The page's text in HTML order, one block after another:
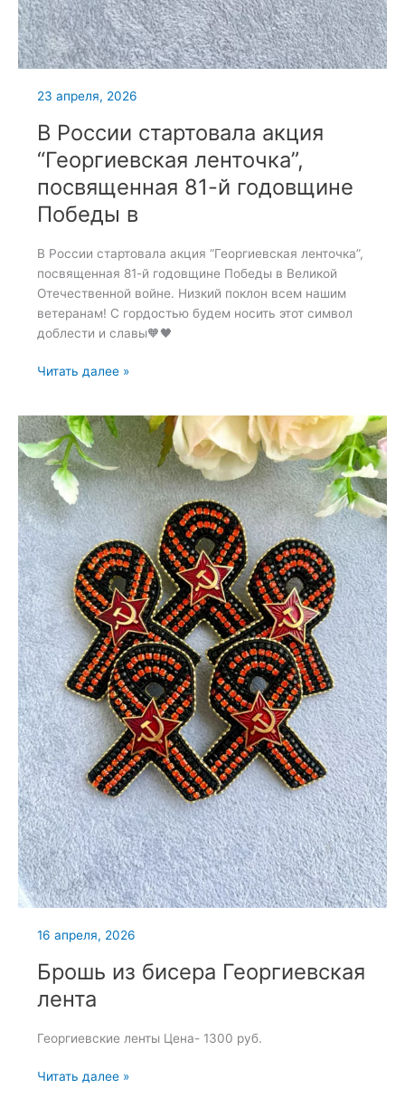
23 апреля, 2026
В России стартовала акция
“Георгиевская ленточка”,
посвященная 81-й годовщине
Победы в
В России стартовала акция “Георгиевская ленточка”,
посвященная 81-й годовщине Победы в Великой
Отечественной войне. Низкий поклон всем нашим
ветеранам! С гордостью будем носить этот символ
доблести и славы🧡🖤
В
акция
“Георгиевская
ленточка”,
посвященная
81-
й
годовщине
Победы
в
Читать далее »
16 апреля, 2026
Брошь из бисера Георгиевская
лента
Георгиевские ленты Цена- 1300 руб.
Брошь
Читать далее »